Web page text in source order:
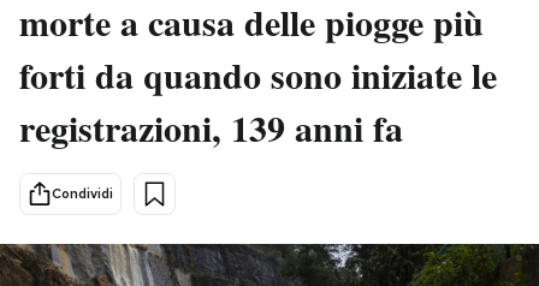
Politica
Tecnologia
Scienza
Cultura
Economia
Sport
Consumismi
Storie/Idee
Media
Mondiali calcio 2026
morte a causa delle piogge più
forti da quando sono iniziate le
registrazioni, 139 anni fa
Condividi